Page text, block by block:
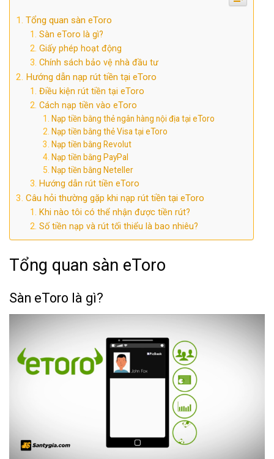
Tổng quan sàn eToro
Sàn eToro là gì?
Giấy phép hoạt động
Chính sách bảo vệ nhà đầu tư
Hướng dẫn nạp rút tiền tại eToro
Điều kiện rút tiền tại eToro
Cách nạp tiền vào eToro
Nạp tiền bằng thẻ ngân hàng nội địa tại eToro
Nạp tiền bằng thẻ Visa tại eToro
Nạp tiền bằng Revolut
Nạp tiền bằng PayPal
Nạp tiền bằng Neteller
Hướng dẫn rút tiền eToro
Câu hỏi thường gặp khi nạp rút tiền tại eToro
Khi nào tôi có thể nhận được tiền rút?
Số tiền nạp và rút tối thiểu là bao nhiêu?
Tổng quan sàn eToro
Sàn eToro là gì?